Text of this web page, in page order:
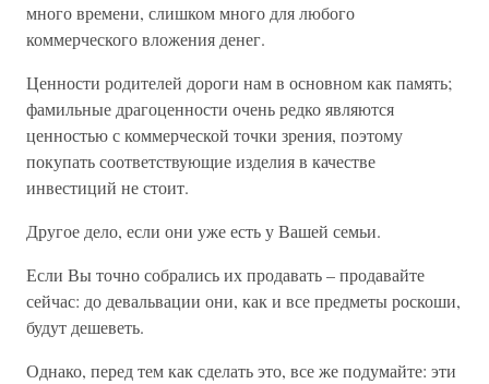
много времени, слишком много для любого
коммерческого вложения денег.
Ценности родителей дороги нам в основном как память;
фамильные драгоценности очень редко являются
ценностью с коммерческой точки зрения, поэтому
покупать соответствующие изделия в качестве
инвестиций не стоит.
Другое дело, если они уже есть у Вашей семьи.
Если Вы точно собрались их продавать – продавайте
сейчас: до девальвации они, как и все предметы роскоши,
будут дешеветь.
Однако, перед тем как сделать это, все же подумайте: эти